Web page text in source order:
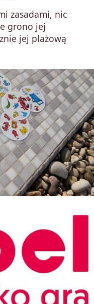
zasadami, nic
grono jej
jej plażową